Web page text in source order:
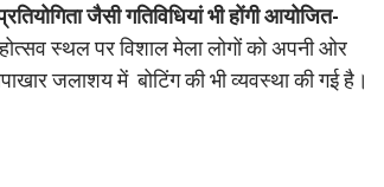
जैसी गतिविधियां भी होंगी आयोजित-
स्थल पर विशाल मेला लोगों को अपनी ओर
जलाशय में बोटिंग की भी व्यवस्था की गई है।